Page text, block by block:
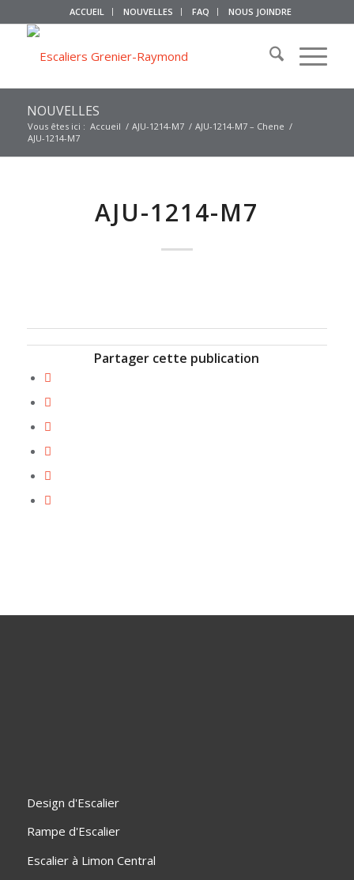
ACCUEIL NOUVELLES FAQ NOUS JOINDRE
NOUVELLES
Vous êtes ici : Accueil / AJU-1214-M7 / AJU-1214-M7 – Chene /
AJU-1214-M7
AJU-1214-M7
Partager cette publication
Design d'Escalier
Rampe d'Escalier
Escalier à Limon Central